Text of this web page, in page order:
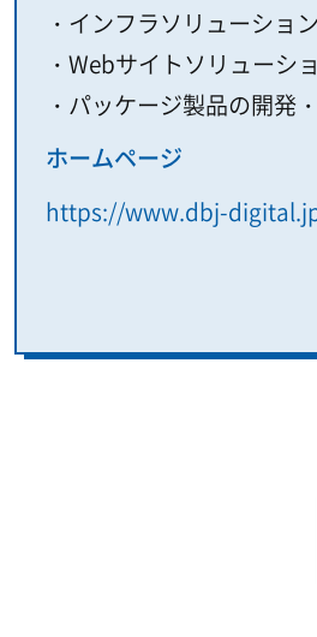
・インフラソリューション
・Webサイトソリューシ
・パッケージ製品の開発
ホームページ
https://www.dbj-